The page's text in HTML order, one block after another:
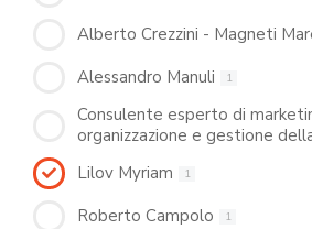
Alberto Crezzini - Magneti
Alessandro Manuli 1
Consulente esperto di
organizzazione e gestione
Lilov Myriam 1
Roberto Campolo 1